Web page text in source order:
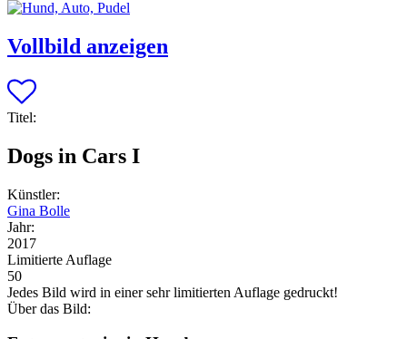
Vollbild anzeigen
Titel:
Dogs in Cars I
Künstler:
Gina Bolle
Jahr:
2017
Limitierte Auflage
50
Jedes Bild wird in einer sehr limitierten Auflage gedruckt!
Über das Bild: